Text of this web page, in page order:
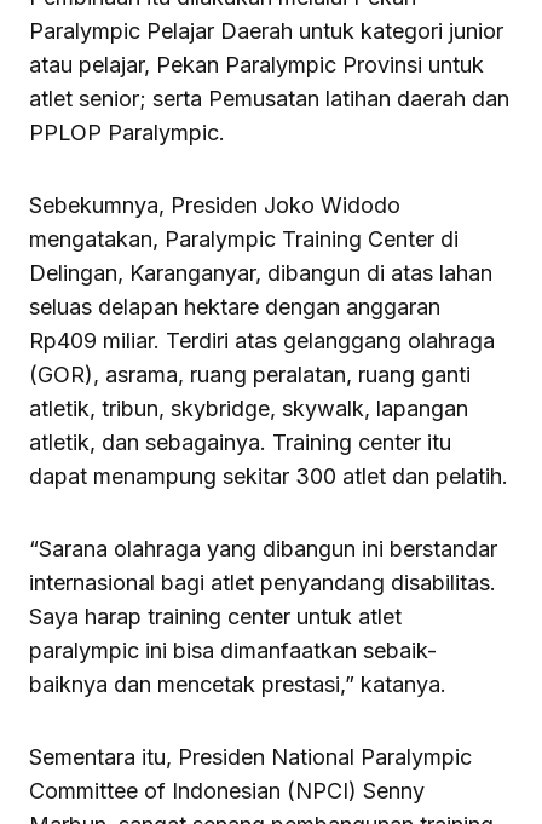
Paralympic Pelajar Daerah untuk kategori junior
atau pelajar, Pekan Paralympic Provinsi untuk
atlet senior; serta Pemusatan latihan daerah dan
PPLOP Paralympic.
Sebekumnya, Presiden Joko Widodo
mengatakan, Paralympic Training Center di
Delingan, Karanganyar, dibangun di atas lahan
seluas delapan hektare dengan anggaran
Rp409 miliar. Terdiri atas gelanggang olahraga
(GOR), asrama, ruang peralatan, ruang ganti
atletik, tribun, skybridge, skywalk, lapangan
atletik, dan sebagainya. Training center itu
dapat menampung sekitar 300 atlet dan pelatih.
“Sarana olahraga yang dibangun ini berstandar
internasional bagi atlet penyandang disabilitas.
Saya harap training center untuk atlet
paralympic ini bisa dimanfaatkan sebaik-
baiknya dan mencetak prestasi,” katanya.
Sementara itu, Presiden National Paralympic
Committee of Indonesian (NPCI) Senny